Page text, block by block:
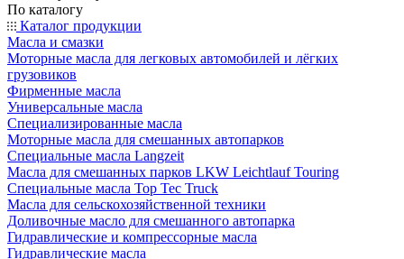
По каталогу
Каталог продукции
Масла и смазки
Моторные масла для легковых автомобилей и лёгких
грузовиков
Фирменные масла
Универсальные масла
Специализированные масла
Моторные масла для смешанных автопарков
Специальные масла Langzeit
Масла для смешанных парков LKW Leichtlauf Touring
Специальные масла Top Tec Truck
Масла для сельскохозяйственной техники
Доливочные масло для смешанного автопарка
Гидравлические и компрессорные масла
Гидравлические масла